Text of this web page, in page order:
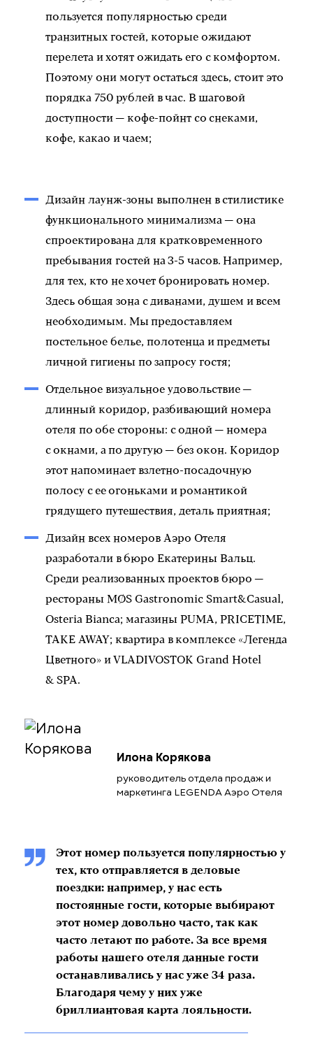
пользуется популярностью среди
транзитных гостей, которые ожидают
перелета и хотят ожидать его с комфортом.
Поэтому они могут остаться здесь, стоит это
порядка 750 рублей в час. В шаговой
доступности — кофе-пойнт со снеками,
кофе, какао и чаем;
Дизайн лаунж-зоны выполнен в стилистике
функционального минимализма — она
спроектирована для кратковременного
пребывания гостей на 3-5 часов. Например,
для тех, кто не хочет бронировать номер.
Здесь общая зона с диванами, душем и всем
необходимым. Мы предоставляем
постельное белье, полотенца и предметы
личной гигиены по запросу гостя;
Отдельное визуальное удовольствие —
длинный коридор, разбивающий номера
отеля по обе стороны: с одной — номера
с окнами, а по другую — без окон. Коридор
этот напоминает взлетно-посадочную
полосу с ее огоньками и романтикой
грядущего путешествия, деталь приятная;
Дизайн всех номеров Аэро Отеля
разработали в бюро Екатерины Вальц.
Среди реализованных проектов бюро —
рестораны MØS Gastronomic Smart&Casual,
Osteria Bianca; магазины PUMA, PRICETIME,
TAKE AWAY; квартира в комплексе «Легенда
Цветного» и VLADIVOSTOK Grand Hotel
& SPA.
Илона Корякова
руководитель отдела продаж и
маркетинга LEGENDA Аэро Отеля
Этот номер пользуется популярностью у
тех, кто отправляется в деловые
поездки: например, у нас есть
постоянные гости, которые выбирают
этот номер довольно часто, так как
часто летают по работе. За все время
работы нашего отеля данные гости
останавливались у нас уже 34 раза.
Благодаря чему у них уже
бриллиантовая карта лояльности.